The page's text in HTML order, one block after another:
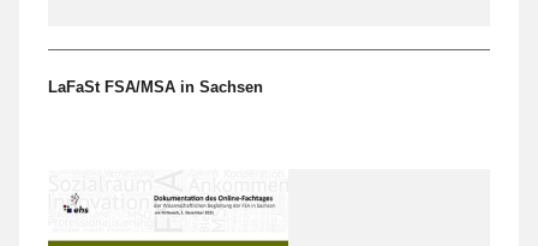
LaFaSt FSA/MSA in Sachsen